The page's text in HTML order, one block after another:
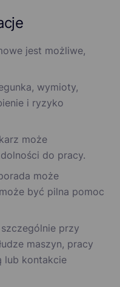
jest możliwe,
wymioty,
i ryzyko
może
do pracy.
może
być pilna pomoc
przy
maszyn, pracy
lub kontakcie